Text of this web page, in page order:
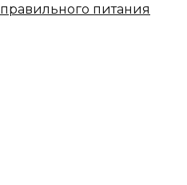
правильного питания